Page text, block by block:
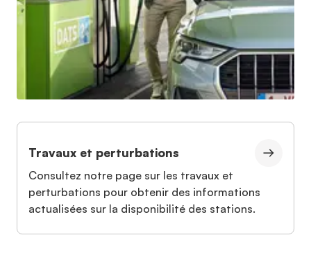
Travaux et perturbations
Consultez notre page sur les travaux et
perturbations pour obtenir des informations
actualisées sur la disponibilité des stations.